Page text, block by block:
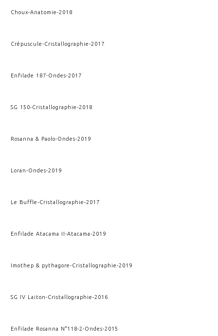
Choux-Anatomie-2018
Crépuscule-Cristallographie-2017
Enfilade 187-Ondes-2017
SG 150-Cristallographie-2018
Rosanna & Paolo-Ondes-2019
Loran-Ondes-2019
Le Buffle-Cristallographie-2017
Enfilade Atacama II-Atacama-2019
Imothep & pythagore-Cristallographie-2019
SG IV Laiton-Cristallographie-2016
Enfilade Rosanna N°118-2-Ondes-2015